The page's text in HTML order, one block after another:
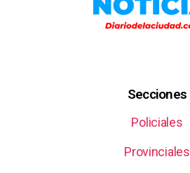
Secciones
Policiales
Provinciales